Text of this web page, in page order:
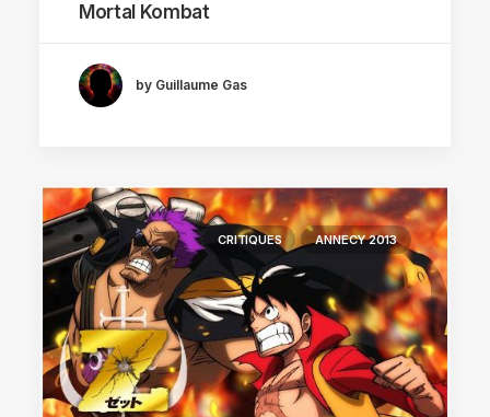
Mortal Kombat
by Guillaume Gas
CRITIQUES ANNECY 2013